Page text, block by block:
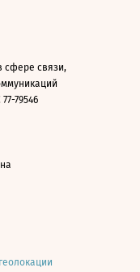
сфере связи,
79546